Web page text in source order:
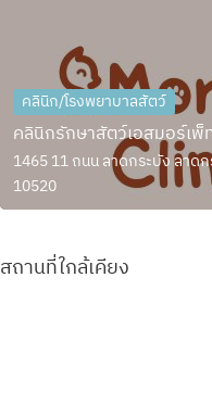
คลินิก/โรงพยาบาลสัตว์
คลินิกรักษาสัตว์เอสมอร์เพ็
1465 11 ถนน ลาดกระบัง ลาด
10520
สถานที่ใกล้เคียง